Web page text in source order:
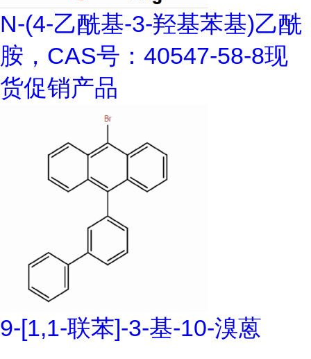
N-(4-乙酰基-3-羟基苯基)乙酰
胺，CAS号：40547-58-8现
货促销产品
9-[1,1-联苯]-3-基-10-溴蒽